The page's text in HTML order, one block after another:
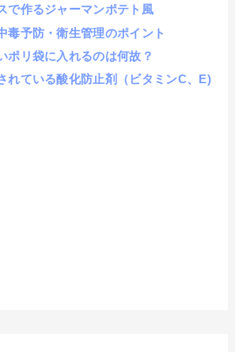
で作るジャーマンポテト風
毒予防・衛生管理のポイント
ポリ袋に入れるのは何故？
れている酸化防止剤（ビタミンC、E)